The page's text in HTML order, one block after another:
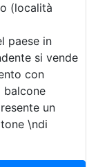
(località
paese in
si vende
con
balcone
un
\ndi